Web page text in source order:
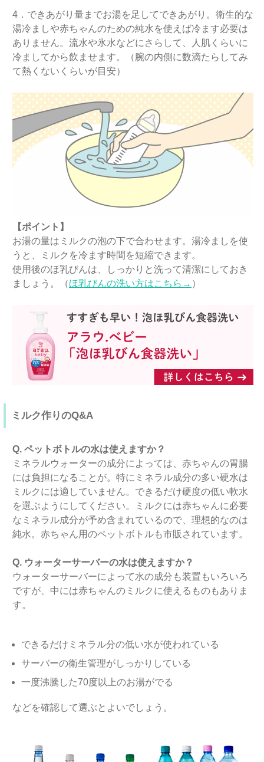
4．できあがり量までお湯を足してできあがり。衛生的な
湯冷ましや赤ちゃんのための純水を使えば冷ます必要は
ありません。流水や氷水などにさらして、人肌くらいに
冷ましてから飲ませます。（腕の内側に数滴たらしてみ
て熱くないくらいが目安）
【ポイント】
お湯の量はミルクの泡の下で合わせます。湯冷ましを使
うと、ミルクを冷ます時間を短縮できます。
使用後のほ乳びんは、しっかりと洗って清潔にしておき
ましょう。（ほ乳びんの洗い方はこちら→ ）
ミルク作りのQ&A
Q. ペットボトルの水は使えますか？
ミネラルウォーターの成分によっては、赤ちゃんの胃腸
には負担になることが。特にミネラル成分の多い硬水は
ミルクには適していません。できるだけ硬度の低い軟水
を選ぶようにしてください。ミルクには赤ちゃんに必要
なミネラル成分が予め含まれているので、理想的なのは
純水。赤ちゃん用のペットボトルも市販されています。
Q. ウォーターサーバーの水は使えますか？
ウォーターサーバーによって水の成分も装置もいろいろ
ですが、中には赤ちゃんのミルクに使えるものもありま
す。
できるだけミネラル分の低い水が使われている
サーバーの衛生管理がしっかりしている
一度沸騰した70度以上のお湯がでる
などを確認して選ぶとよいでしょう。